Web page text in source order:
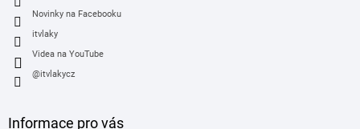
Novinky na Facebooku
itvlaky
Videa na YouTube
@itvlakycz
Informace pro vás